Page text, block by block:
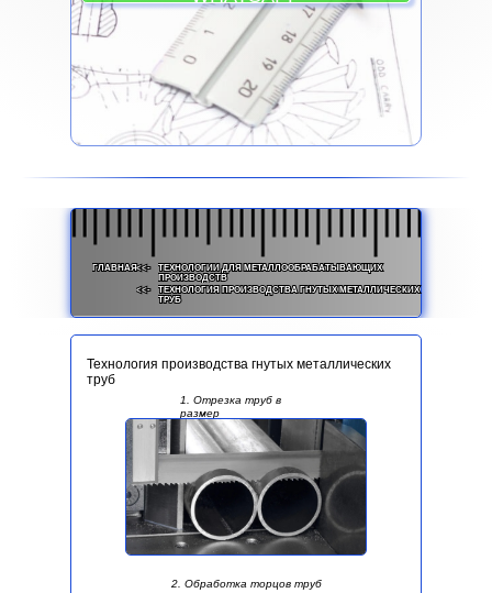
ГЛАВНАЯ
ТЕХНОЛОГИИ ДЛЯ МЕТАЛЛООБРАБАТЫВАЮЩИХ
ПРОИЗВОДСТВ
ТЕХНОЛОГИЯ ПРОИЗВОДСТВА ГНУТЫХ МЕТАЛЛИЧЕСКИХ
ТРУБ
<<-
<<-
Технология производства гнутых металлических
труб
1. Отрезка труб в
размер
2. Обработка торцов труб